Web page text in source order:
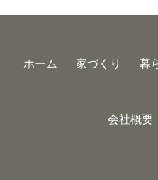
ホーム 家づくり 暮
会社概要